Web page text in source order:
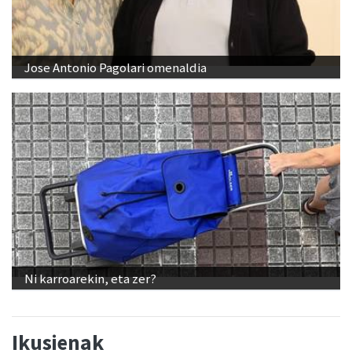
Jose Antonio Pagolari omenaldia
Ni karroarekin, eta zer?
Ikusienak